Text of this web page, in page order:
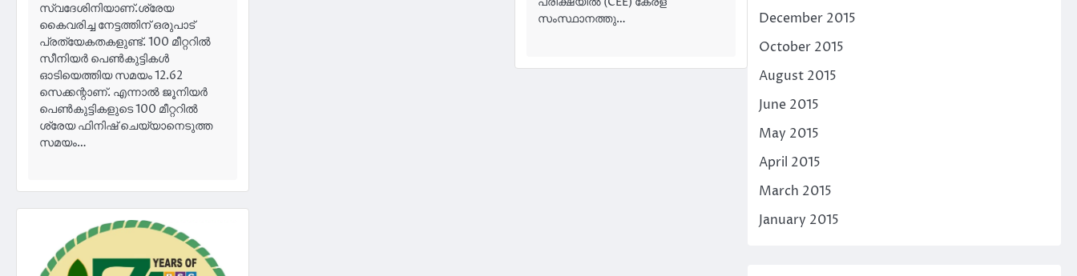
സ്വദേശിനിയാണ്.ശ്രേയ
കൈവരിച്ച നേട്ടത്തിന് ഒരുപാട്
പ്രത്യേകതകളുണ്ട്. 100 മീറ്ററിൽ
സീനിയർ പെൺകുട്ടികൾ
ഓടിയെത്തിയ സമയം 12.62
സെക്കന്റാണ്. എന്നാൽ ജൂനിയർ
പെൺകുട്ടികളുടെ 100 മീറ്ററിൽ
ശ്രേയ ഫിനിഷ് ചെയ്യാനെടുത്ത
സമയം…
സംസ്ഥാനത്തു…
December 2015
October 2015
August 2015
June 2015
May 2015
April 2015
March 2015
January 2015